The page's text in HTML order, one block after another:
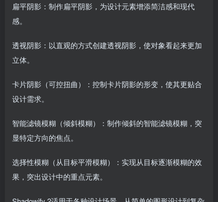
扁平阴影：制作扁平阴影，为设计元素增添简洁感和现代
感。
透视阴影：以直观的方式创建透视阴影，使对象看起来更加
立体。
卡片阴影（可控扭曲）：控制卡片阴影的形变，使其更贴合
设计需求。
智能滤镜模糊（倾斜模糊）：制作倾斜的智能滤镜模糊，突
显特定方向的焦点。
选择性模糊（从目标平滑模糊）：实现从目标逐渐模糊的效
果，突出设计中的重点元素。